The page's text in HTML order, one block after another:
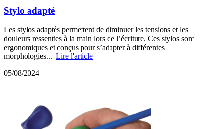
Stylo adapté
Les stylos adaptés permettent de diminuer les tensions et les
douleurs ressenties à la main lors de l’écriture. Ces stylos sont
ergonomiques et conçus pour s’adapter à différentes
morphologies... Lire l'article
05/08/2024